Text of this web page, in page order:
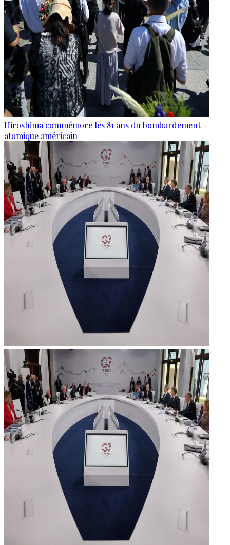
Hiroshima commémore les 81 ans du bombardement
atomique américain